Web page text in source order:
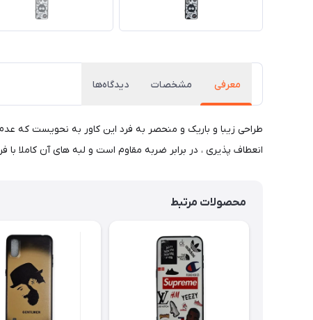
معرفی مشخصات دیدگاه‌ها
طراحی زیبا و باریک و منحصر به فرد این کاور به نحویست که
انعطاف پذیری ، در برابر ضربه مقاوم است و لبه های آن
محصولات مرتبط